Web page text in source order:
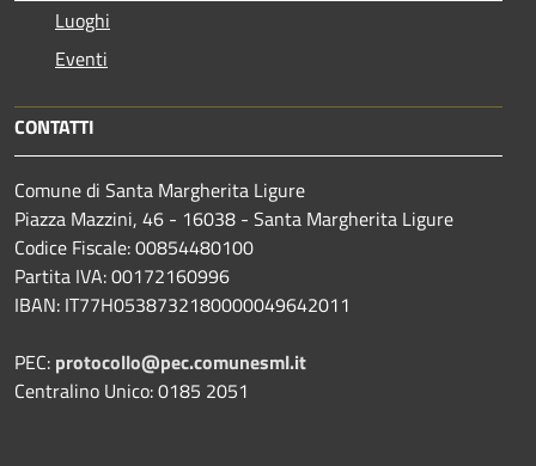
Luoghi
Eventi
CONTATTI
Comune di Santa Margherita Ligure
Piazza Mazzini, 46 - 16038 - Santa Margherita Ligure
Codice Fiscale: 00854480100
Partita IVA: 00172160996
IBAN: IT77H0538732180000049642011
PEC: protocollo@pec.comunesml.it
Centralino Unico: 0185 2051